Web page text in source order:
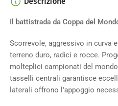
Il battistrada da Coppa del
Scorrevole, aggressivo in curva
terreno duro, radici e rocce.
molteplici campionati del
tasselli centrali garantisce
laterali offrono l'appoggio